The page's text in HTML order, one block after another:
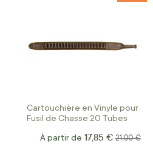
Cartouchière en Vinyle pour
Fusil de Chasse 20 Tubes
À partir de 17,85 € Prix normal
21,00 €